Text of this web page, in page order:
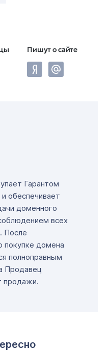
Пишут о сайте
Гарантом
обеспечивает
доменного
всех
После
покупке домена
полноправным
Продавец
продажи.